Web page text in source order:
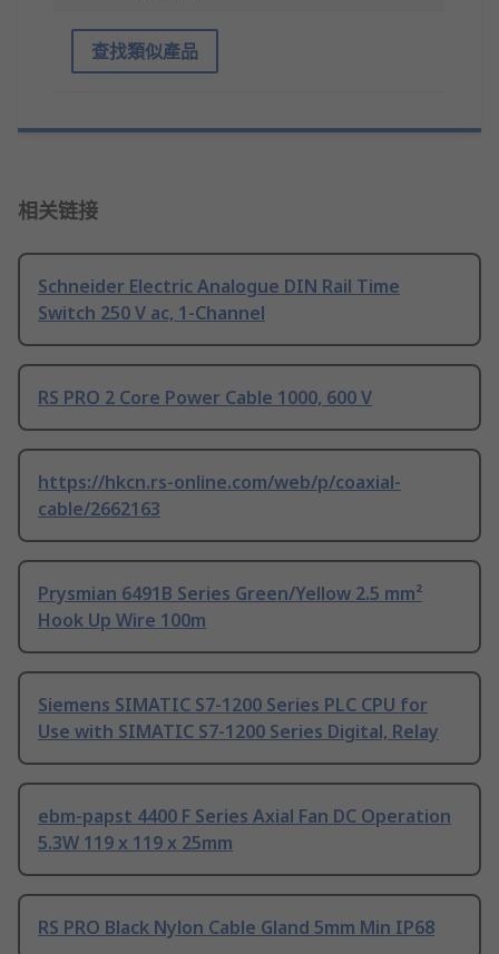
查找類似產品
相关链接
Schneider Electric Analogue DIN Rail Time
Switch 250 V ac, 1-Channel
RS PRO 2 Core Power Cable 1000, 600 V
https://hkcn.rs-online.com/web/p/coaxial-
cable/2662163
Prysmian 6491B Series Green/Yellow 2.5 mm²
Hook Up Wire 100m
Siemens SIMATIC S7-1200 Series PLC CPU for
Use with SIMATIC S7-1200 Series Digital, Relay
ebm-papst 4400 F Series Axial Fan DC Operation
5.3W 119 x 119 x 25mm
RS PRO Black Nylon Cable Gland 5mm Min IP68